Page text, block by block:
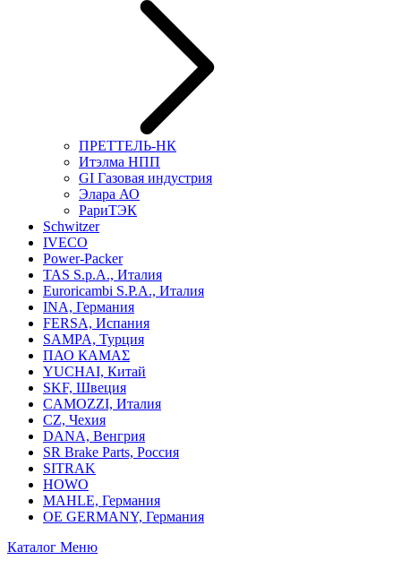
ПРЕТТЕЛЬ-НК
Итэлма НПП
GI Газовая индустрия
Элара АО
РариТЭК
Schwitzer
IVECO
Power-Packer
TAS S.p.A., Италия
Euroricambi S.P.A., Италия
INA, Германия
FERSA, Испания
SAMPA, Турция
ПАО КАМАΣ
YUCHAI, Китай
SKF, Швеция
CAMOZZI, Италия
CZ, Чехия
DANA, Венгрия
SR Brake Parts, Россия
SITRAK
HOWO
MAHLE, Германия
OE GERMANY, Германия
Каталог Меню